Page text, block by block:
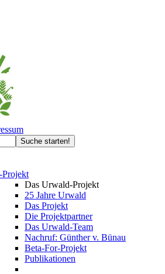
Das Urwald-Projekt
25 Jahre Urwald
Das Projekt
Die Projektpartner
Das Urwald-Team
Nachruf: Günther v. Bünau
Beta-For-Projekt
Publikationen